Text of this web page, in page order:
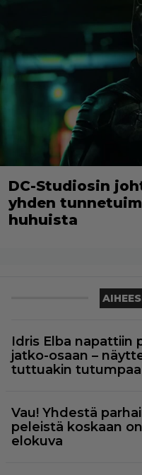
DC-Studiosin
yhden
huhuista
Idris Elba napattiin
jatko-osaan –
tuttuakin
Vau! Yhdestä
peleistä koskaan
elokuva